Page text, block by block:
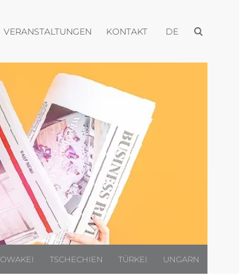
öffnen
VERANSTALTUNGEN Menü öffnen
KONTAKTMenü öffnen
DE Menü öffnen
TSCHECHIEN TÜRKEI UNGARN